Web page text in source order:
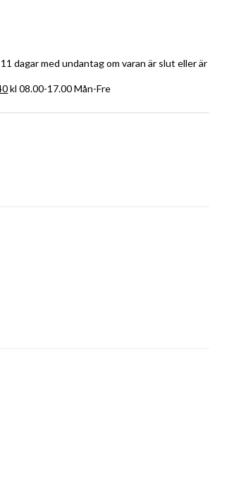
dagar med undantag om varan är slut eller är
kl 08.00-17.00 Mån-Fre